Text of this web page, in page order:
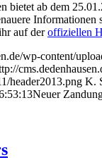
bietet ab dem
Informationen
auf deroffiziellen
wp-content/
header2013.png K.
Neuer